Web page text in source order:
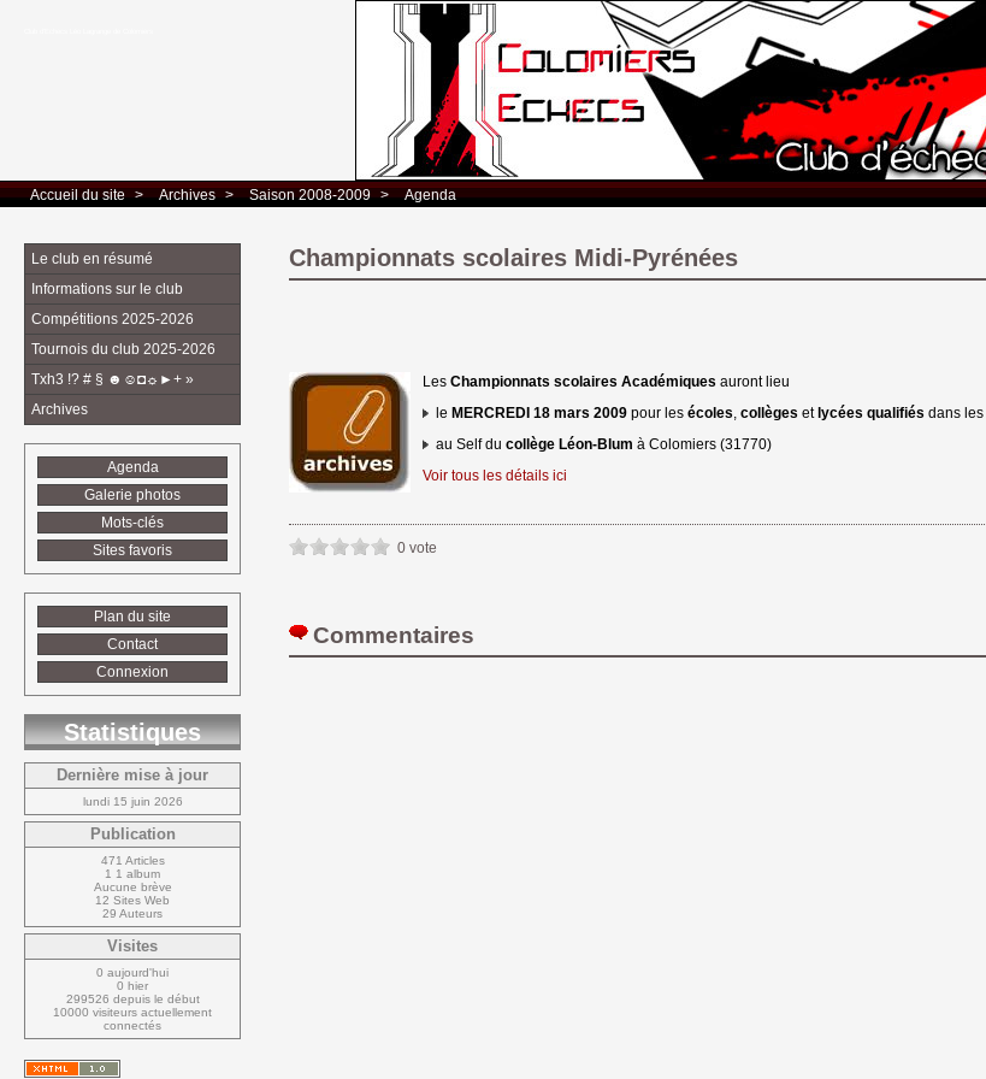
Accueil du site > Archives > Saison 2008-2009 > Agenda
Championnats scolaires Midi-Pyrénées
Les Championnats scolaires Académiques auront lieu
le MERCREDI 18 mars 2009 pour les écoles, collèges et lycées qualifiés dans les
au Self du collège Léon-Blum à Colomiers (31770)
Voir tous les détails ici
0 vote
Commentaires
Le club en résumé
Informations sur le club
Compétitions 2025-2026
Tournois du club 2025-2026
Txh3 !? # § ☻☺◘☼►+ »
Archives
Agenda
Galerie photos
Mots-clés
Sites favoris
Plan du site
Contact
Connexion
Statistiques
Dernière mise à jour
lundi 15 juin 2026
Publication
471 Articles
1 1 album
Aucune brève
12 Sites Web
29 Auteurs
Visites
0 aujourd'hui
0 hier
299526 depuis le début
10000 visiteurs actuellement
connectés